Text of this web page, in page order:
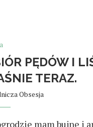
PĘDÓW I
TERAZ.
Obsesja
mam bujne i